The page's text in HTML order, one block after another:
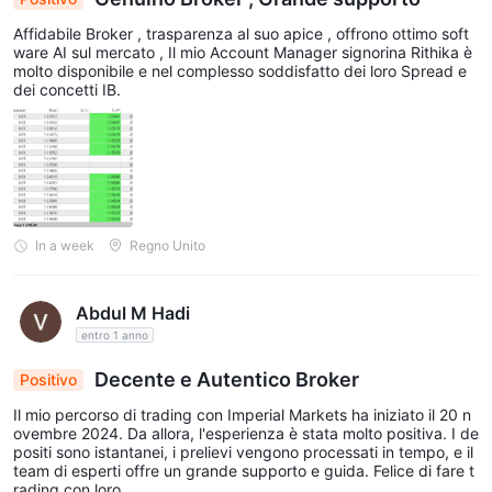
alle commissioni non di negoziazione di IMPERIAL MARKETS sul
loro sito web. è importante che i trader esaminino attentamente
i termini e le condizioni, nonché eventuali documenti aggiuntivi
forniti dal broker, per comprendere le commissioni non di
trading che possono essere associate alle loro attività di
trading. le commissioni non di negoziazione possono includere
addebiti per servizi come depositi e prelievi, manutenzione del
conto, commissioni di inattività e altri addebiti vari.
IMPERIAL MARKETSfornisce diversi metodi di deposito e
prelievo per i suoi trader. questi metodi includono bonifico
bancario (bonifico bancario/swift), visa, mastercard, bitcoin,
trader possono scegliere il metodo più adatto alle loro esigenze
e preferenze.
È importante notare che le transazioni di criptovaluta, come
Affidabile Broker , trasparenza al suo apice , offrono ottimo soft
ware AI sul mercato , Il mio Account Manager signorina Rithika è
molto disponibile e nel complesso soddisfatto dei loro Spread e
dei concetti IB.
In a week Regno Unito
Abdul M Hadi
entro 1 anno
Positivo Decente e Autentico Broker
Il mio percorso di trading con Imperial Markets ha iniziato il 20 n
ovembre 2024. Da allora, l'esperienza è stata molto positiva. I de
positi sono istantanei, i prelievi vengono processati in tempo, e il
team di esperti offre un grande supporto e guida. Felice di fare t